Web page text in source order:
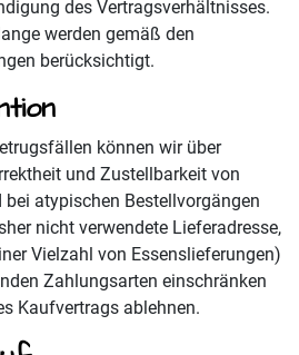
des Vertragsverhältnisses.
werden gemäß den
berücksichtigt.
können wir über
und Zustellbarkeit von
atypischen Bestellvorgängen
nicht verwendete Lieferadresse,
Vielzahl von Essenslieferungen)
Zahlungsarten einschränken
Kaufvertrags ablehnen.